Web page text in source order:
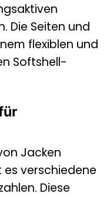
Die Seiten und
flexiblen und
Softshell-
Jacken
verschiedene
Diese